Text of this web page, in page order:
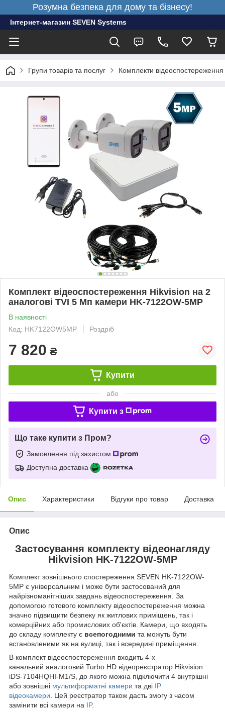
Розумна безпека для дому та бізнесу!
Інтернет-магазин SEVEN Systems
Групи товарів та послуг Комплекти відеоспостереження
Комплект відеоспостереження Hikvision на 2
аналогові TVI 5 Мп камери HK-7122OW-5MP
В наявності
Код: HK7122OW5MP
Роздріб
7 820 ₴
Купити
або
Купити з
Що таке купити з Пром?
Замовлення під захистом
Доступна доставка
Опис Характеристики Відгуки про товар Доставка
Опис
Застосування комплекту відеонагляду
Hikvision HK-7122OW-5MP
Комплект зовнішнього спостереження SEVEN HK-7122OW-
5MP є універсальним і може бути застосований для
найрізноманітніших завдань відеоспостереження. За
допомогою готового комплекту відеоспостереження можна
значно підвищити безпеку як житлових приміщень, так і
комерційних або промислових об'єктів. Камери, що входять
до складу комплекту є всепогодними та можуть бути
встановленими як на вулиці, так і всередині приміщення.
В комплект відеоспостереження входить 4-х
канальний аналоговий Turbo HD відеореєстратор Hikvision
iDS-7104HQHI-M1/S, до якого можна підключити 4 внутрішні
або зовнішні мультиформатні камери та дві IP
відеокамери. Цей реєстратор також дасть змогу з часом
замінити всі камери на IP.